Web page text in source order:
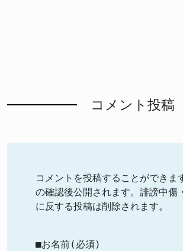
コメント投稿
コメントを投稿することができま
の確認後公開されます。誹謗中傷
に反する投稿は削除されます。
■お名前(必須)